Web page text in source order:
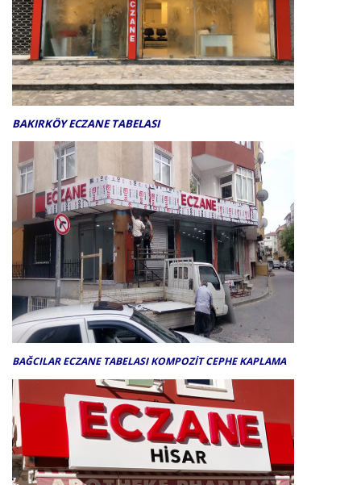
BAKIRKÖY ECZANE TABELASI
BAĞCILAR ECZANE TABELASI KOMPOZİT CEPHE KAPLAMA